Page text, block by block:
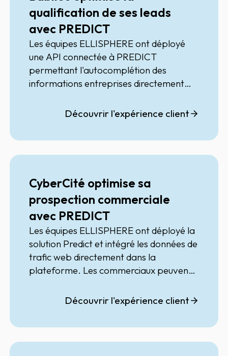
qualification de ses leads
avec PREDICT
Les équipes ELLISPHEREont déployé
une API connectée à PREDICT
permettant l'autocomplétion des
informations entreprises directement
Dès la saisie du nom d'une entreprise, les
données sont automatiquement
une expérience utilisateur simplifiée.
Découvrir l'expérience client
CyberCité optimise sa
prospection commerciale
avec PREDICT
Les équipes ELLISPHEREont déployé la
solution Predict et intégré les données de
trafic web directement dans la
plateforme. Les commerciaux peuvent
leur marché adressable, identifier les
entreprises présentant des signaux
Découvrir l'expérience client